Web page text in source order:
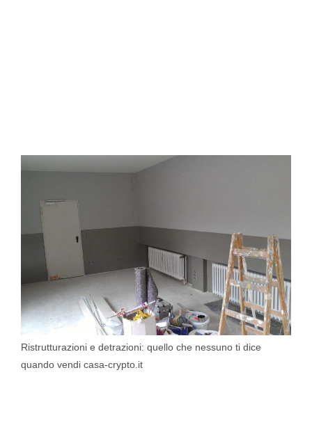
Ristrutturazioni e detrazioni: quello che nessuno ti dice
quando vendi casa-crypto.it